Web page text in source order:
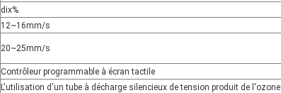
dix%
12~16mm/s
20~25mm/s
Contrôleur programmable à écran tactile
L'utilisation d'un tube à décharge silencieux de tension produit de l'ozone